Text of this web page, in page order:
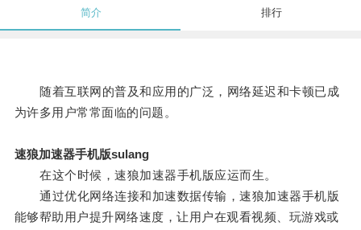
简介 排行
随着互联网的普及和应用的广泛，网络延迟和卡顿已成
为许多用户常常面临的问题。
速狼加速器手机版sulang
在这个时候，速狼加速器手机版应运而生。
通过优化网络连接和加速数据传输，速狼加速器手机版
能够帮助用户提升网络速度，让用户在观看视频、玩游戏或